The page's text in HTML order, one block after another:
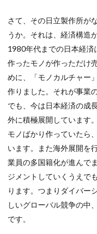
さて、その日立製作所が
うか。それは、経済構造
1980年代までの日本経済
作ったモノが作っただけ
めに、「モノカルチャー
作りました。それが事業
でも、今は日本経済の成
外に積極展開しています
モノばかり作っていたら
います。また海外展開を
業員の多国籍化が進んで
ジメントしていくうえで
ります。つまりダイバー
しいグローバル競争の中
です。